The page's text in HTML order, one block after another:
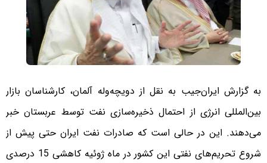
به گزارش ایران‌جیب به نقل از دویچه‌وله آلمان، کارشناسان بازار
بین‌المللی انرژی از احتمال ذخیره‌سازی نفت توسط عربستان خبر
می‌دهند. این در حالی است که صادرات نفت ایران حتی پیش از
شروع تحریم‌های نفتی این کشور در ماه ژوئیه کاهشی 15 درصدی